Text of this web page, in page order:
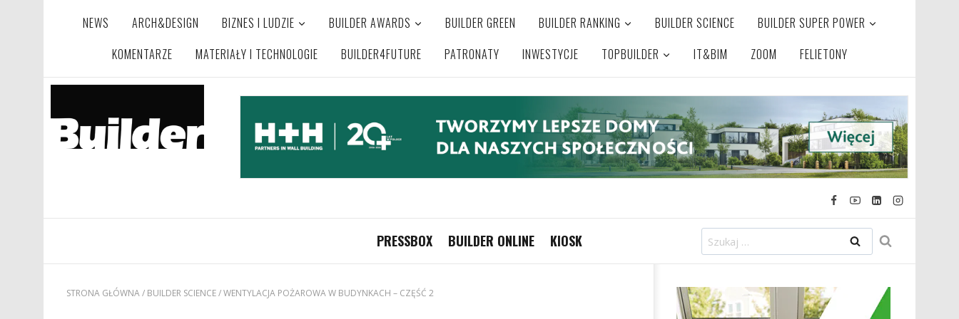
NEWS ARCH&DESIGN BIZNES I LUDZIE BUILDER AWARDS BUILDER GREEN BUILDER RANKING BUILDER SCIENCE
BUILDER SUPER POWER
KOMENTARZE
MATERIAŁY I TECHNOLOGIE BUILDER4FUTURE PATRONATY INWESTYCJE TOPBUILDER IT&BIM ZOOM FELIETONY
PRESSBOX BUILDER ONLINE KIOSK
STRONA GŁÓWNA/ BUILDER SCIENCE/WENTYLACJA POŻAROWA W BUDYNKACH – CZĘŚĆ 2